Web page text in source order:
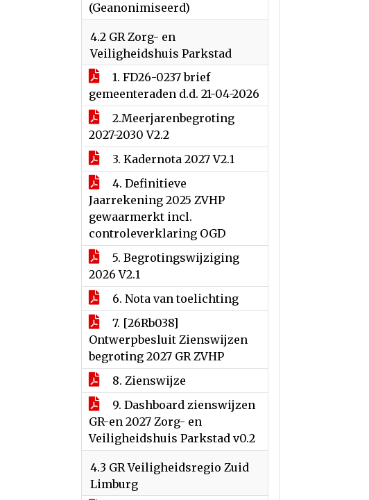
(Geanonimiseerd)
4.2 GR Zorg- en
Veiligheidshuis Parkstad
1. FD26-0237 brief
gemeenteraden d.d. 21-04-2026
2.Meerjarenbegroting
2027-2030 V2.2
3. Kadernota 2027 V2.1
4. Definitieve
Jaarrekening 2025 ZVHP
gewaarmerkt incl.
controleverklaring OGD
5. Begrotingswijziging
2026 V2.1
6. Nota van toelichting
7. [26Rb038]
Ontwerpbesluit Zienswijzen
begroting 2027 GR ZVHP
8. Zienswijze
9. Dashboard zienswijzen
GR-en 2027 Zorg- en
Veiligheidshuis Parkstad v0.2
4.3 GR Veiligheidsregio Zuid
Limburg